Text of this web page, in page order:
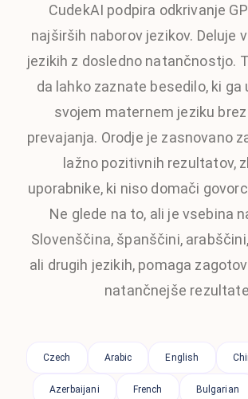
CudekAI podpira odkrivanje
najširših naborov jezikov. Deluje
jezikih z dosledno natančnostjo.
da lahko zaznate besedilo, ki ga
svojem maternem jeziku
prevajanja. Orodje je zasnovano
lažno pozitivnih rezultatov,
uporabnike, ki niso domači
Ne glede na to, ali je vsebina
Slovenščina, španščini,
ali drugih jezikih, pomaga
natančnejše
Czech Arabic English
Azerbaijani French Bulgarian